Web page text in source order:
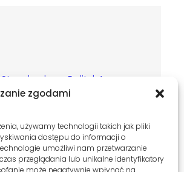
zgodami
używamy technologii takich jak pliki
dostępu do informacji o
umożliwi nam przetwarzanie
przeglądania lub unikalne identyfikatory
może negatywnie wpłynąć na
Standardy
Ochrony
Bibliotece
Polityk
a
tności
Ar
m